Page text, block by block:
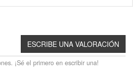
¡Sé el primero en escribir una!